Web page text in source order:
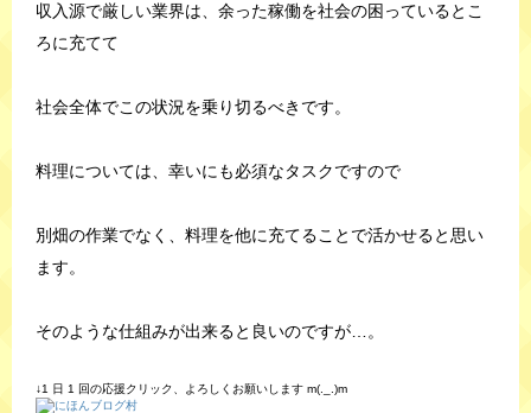
収入源で厳しい業界は、余った稼働を社会の困っているとこ
ろに充てて
社会全体でこの状況を乗り切るべきです。
料理については、幸いにも必須なタスクですので
別畑の作業でなく、料理を他に充てることで活かせると思い
ます。
そのような仕組みが出来ると良いのですが…。
↓1 日 1 回の応援クリック、よろしくお願いします m(._.)m